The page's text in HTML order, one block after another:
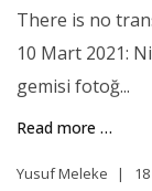
There is no
10 Mart 2021:
gemisi fotoğ...
Read more …
Yusuf Meleke